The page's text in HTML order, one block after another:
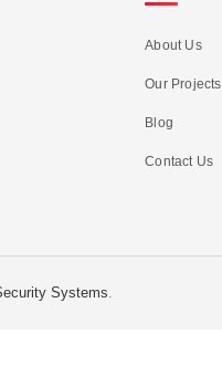
About Us
Our Projects
Blog
Contact Us
Systems